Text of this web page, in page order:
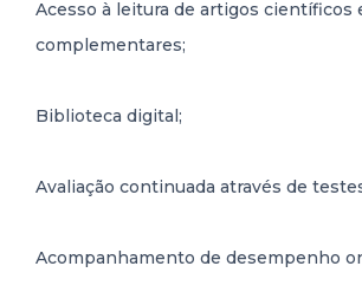
Acesso à leitura de artigos científicos
complementares;
Biblioteca digital;
Avaliação continuada através de
Acompanhamento de desempenho